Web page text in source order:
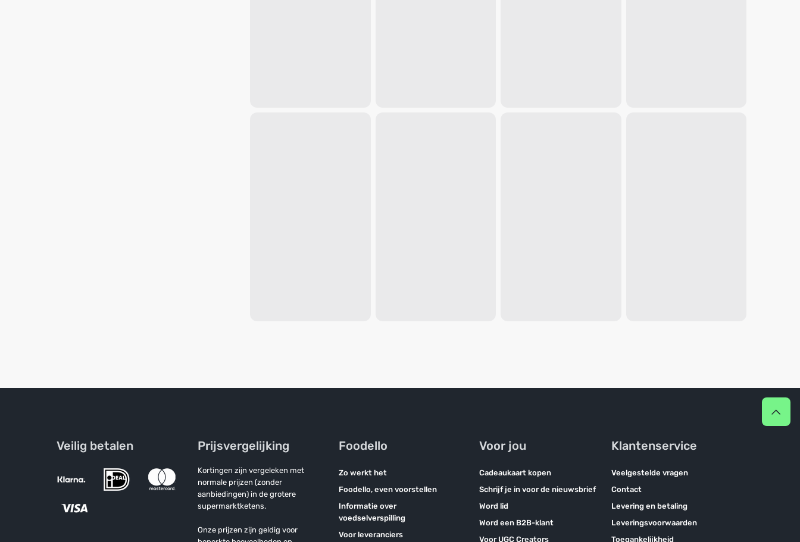
Veilig betalen Prijsvergelijking
Kortingen zijn vergeleken met
normale prijzen (zonder
aanbiedingen) in de grotere
supermarktketens.
Onze prijzen zijn geldig voor
Foodello
Zo werkt het
Foodello, even voorstellen
Informatie over
voedselverspilling
Voor leveranciers
Voor jou
Cadeaukaart kopen
Schrijf je in voor de nieuwsbrief
Word lid
Word een B2B-klant
Voor UGC Creators
Klantenservice
Veelgestelde vragen
Contact
Levering en betaling
Leveringsvoorwaarden
Toegankelijkheid